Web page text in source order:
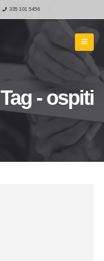
335 101 5456
Tag - ospiti